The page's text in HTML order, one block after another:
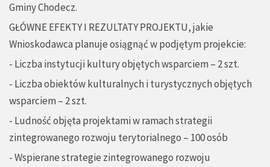
Gminy Chodecz.
GŁÓWNE EFEKTY I REZULTATY PROJEKTU, jakie
Wnioskodawca planuje osiągnąć w podjętym projekcie:
- Liczba instytucji kultury objętych wsparciem – 2 szt.
- Liczba obiektów kulturalnych i turystycznych objętych
wsparciem – 2 szt.
- Ludność objęta projektami w ramach strategii
zintegrowanego rozwoju terytorialnego – 100 osób
- Wspierane strategie zintegrowanego rozwoju